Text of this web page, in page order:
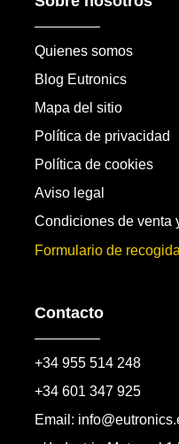
Quienes somos
Blog Eutronics
Mapa del sitio
Política de privacidad
Política de cookies
Aviso legal
Condiciones de venta
Formulario de recogida
Contacto
+34 955 514 248
+34 601 347 925
Email: